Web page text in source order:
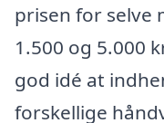
prisen for selve
1.500 og 5.000
god idé at
forskellige